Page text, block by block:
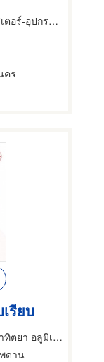
ช้สำหรับผู้รับเหมา
คร
รียบ
ร้านวัสดุก่อสร้าง ประเวศ ลาดกระบัง - อาทิตยา อลูมิเนียม
ดาน